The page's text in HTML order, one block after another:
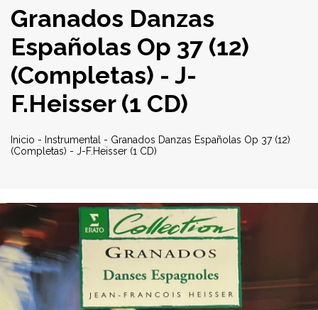
Granados Danzas
Españolas Op 37 (12)
(Completas) - J-
F.Heisser (1 CD)
Inicio - Instrumental - Granados Danzas Españolas Op 37 (12)
(Completas) - J-F.Heisser (1 CD)